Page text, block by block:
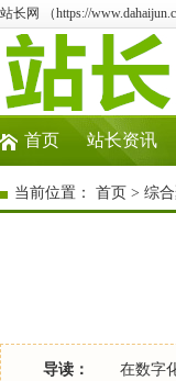
站长网 （https://
首页 站长资讯
当前位置： 首页 > 综
导读：
在数字化